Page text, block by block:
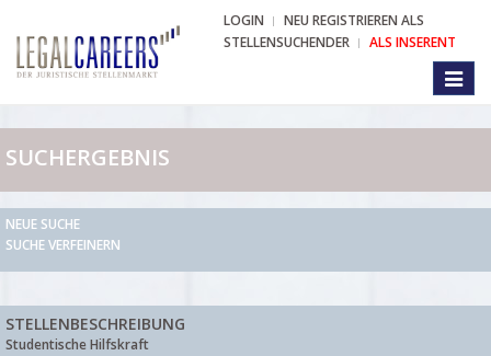
LOGIN
NEU REGISTRIEREN ALS
STELLENSUCHENDER
ALS INSERENT
SUCHERGEBNIS
NEUE SUCHE
SUCHE VERFEINERN
STELLENBESCHREIBUNG
Studentische Hilfskraft